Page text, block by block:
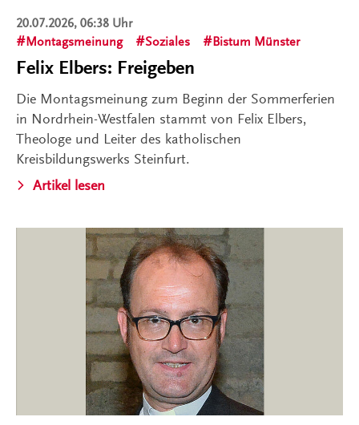
20.07.2026, 06:38 Uhr
Montagsmeinung
Soziales Bistum Münster
Felix Elbers: Freigeben
Die Montagsmeinung zum Beginn der Sommerferien
in Nordrhein-Westfalen stammt von Felix Elbers,
Theologe und Leiter des katholischen
Kreisbildungswerks Steinfurt.
Artikel lesen